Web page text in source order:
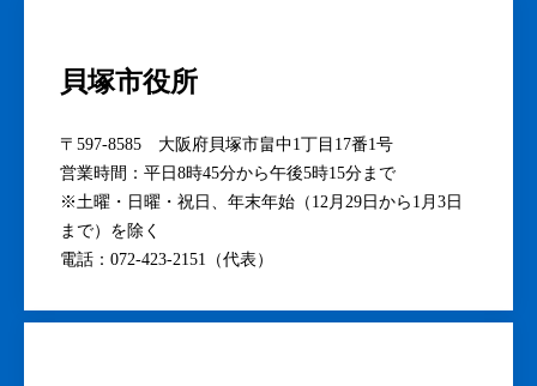
貝塚市役所
〒597-8585 大阪府貝塚市畠中1丁目17番1号
営業時間：平日8時45分から午後5時15分まで
※土曜・日曜・祝日、年末年始（12月29日から1月3日
まで）を除く
電話：072-423-2151（代表）